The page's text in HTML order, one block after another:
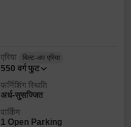
एरिया बिल्ट-अप एरिया
550 वर्ग फुट
फर्निशिंग स्थिति
अर्ध-सुसज्जित
पार्किंग
1 Open Parking